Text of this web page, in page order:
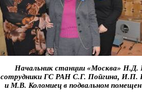
Начальник станции «Москва» Н.Д.
сотрудники ГС РАН С.Г. Пойгина, И.П.
и М.В. Коломиец в подвальном